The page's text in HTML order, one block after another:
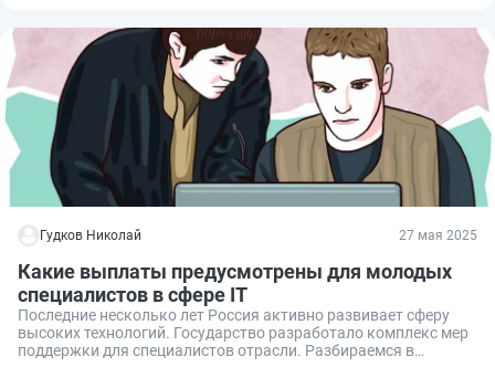
если IT-компания потеряла аккредитацию, причины, по
которым ее могут аннулировать, и последствия.
Гудков Николай 27 мая 2025
Какие выплаты предусмотрены для молодых
специалистов в сфере IT
Последние несколько лет Россия активно развивает сферу
высоких технологий. Государство разработало комплекс мер
поддержки для специалистов отрасли. Разбираемся в